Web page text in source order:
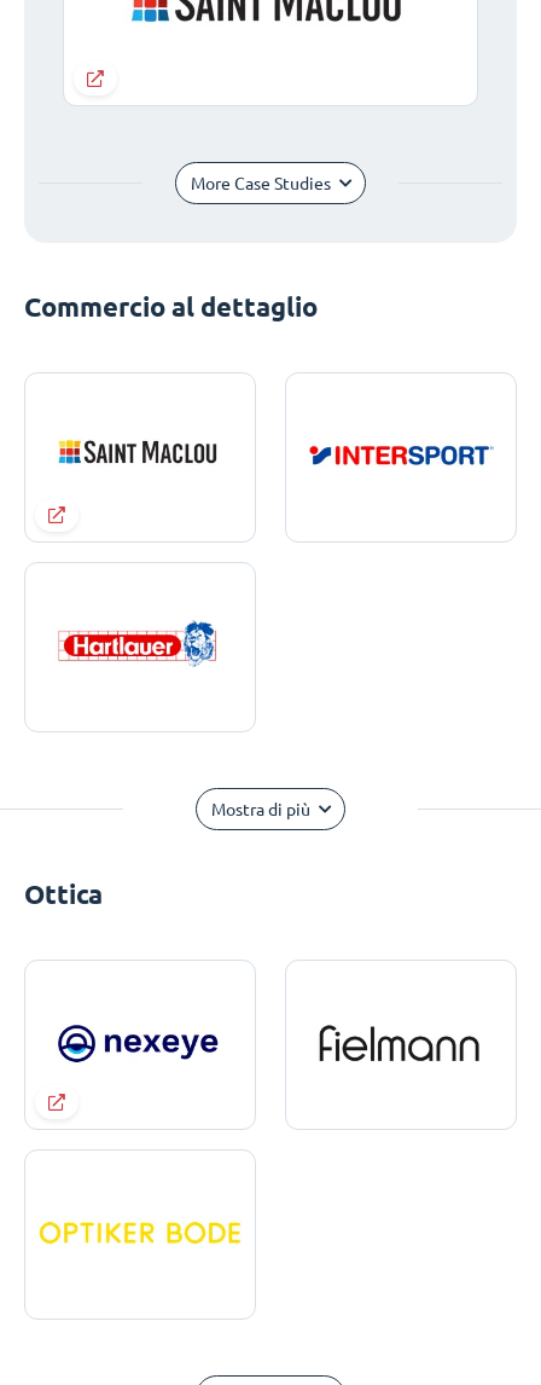
More Case Studies
Commercio al dettaglio
Mostra di più
Ottica